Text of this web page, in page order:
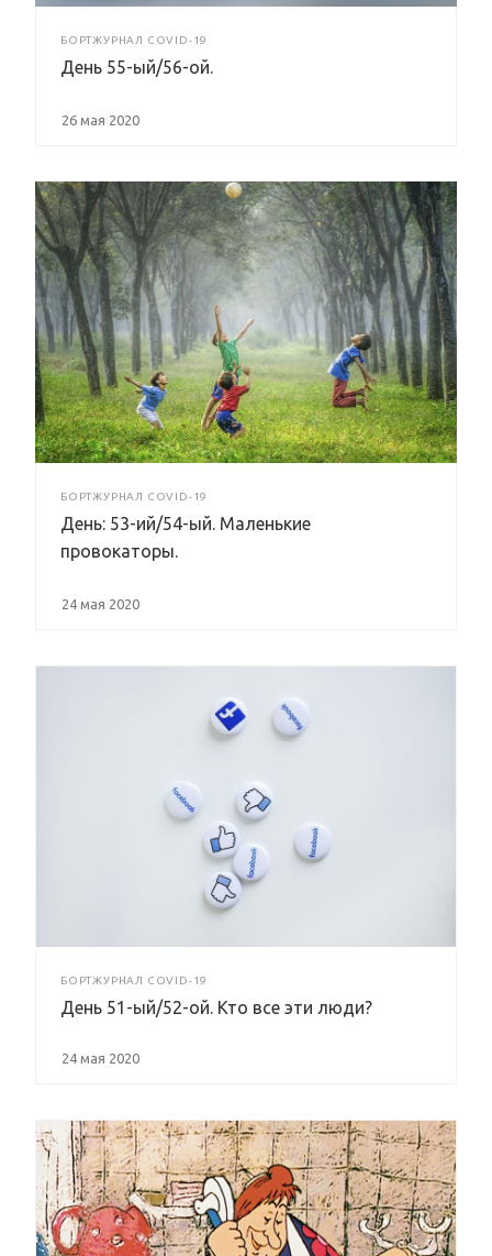
БОРТЖУРНАЛ COVID-19
День 55-ый/56-ой.
26 мая 2020
БОРТЖУРНАЛ COVID-19
День: 53-ий/54-ый. Маленькие
провокаторы.
24 мая 2020
БОРТЖУРНАЛ COVID-19
День 51-ый/52-ой. Кто все эти люди?
24 мая 2020